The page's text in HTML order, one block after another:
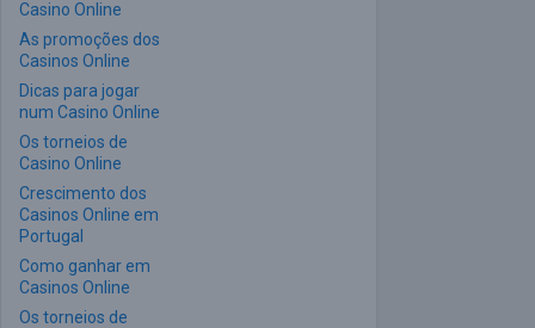
Casino Online
As promoções dos
Casinos Online
Dicas para jogar
num Casino Online
Os torneios de
Casino Online
Crescimento dos
Casinos Online em
Portugal
Como ganhar em
Casinos Online
Os torneios de